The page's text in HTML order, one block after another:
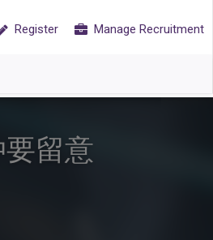
Register Manage Recruitment
留意